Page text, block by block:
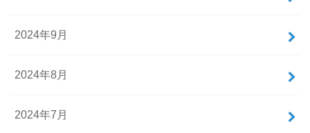
2024年9月
2024年8月
2024年7月